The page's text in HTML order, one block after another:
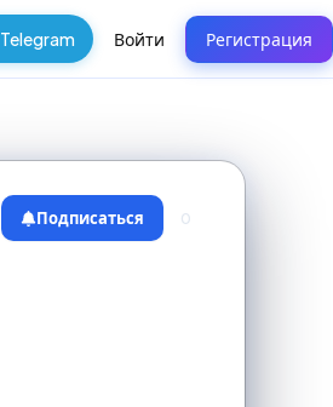
Telegram Войти Регистрация
Подписаться 0